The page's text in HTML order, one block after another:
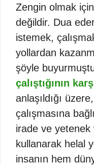
Zengin olmak
değildir. Dua
istemek,
yollardan
şöyle
çalıştığının
anlaşıldığı
çalışmasına
irade ve
kullanarak helal
insanın hem